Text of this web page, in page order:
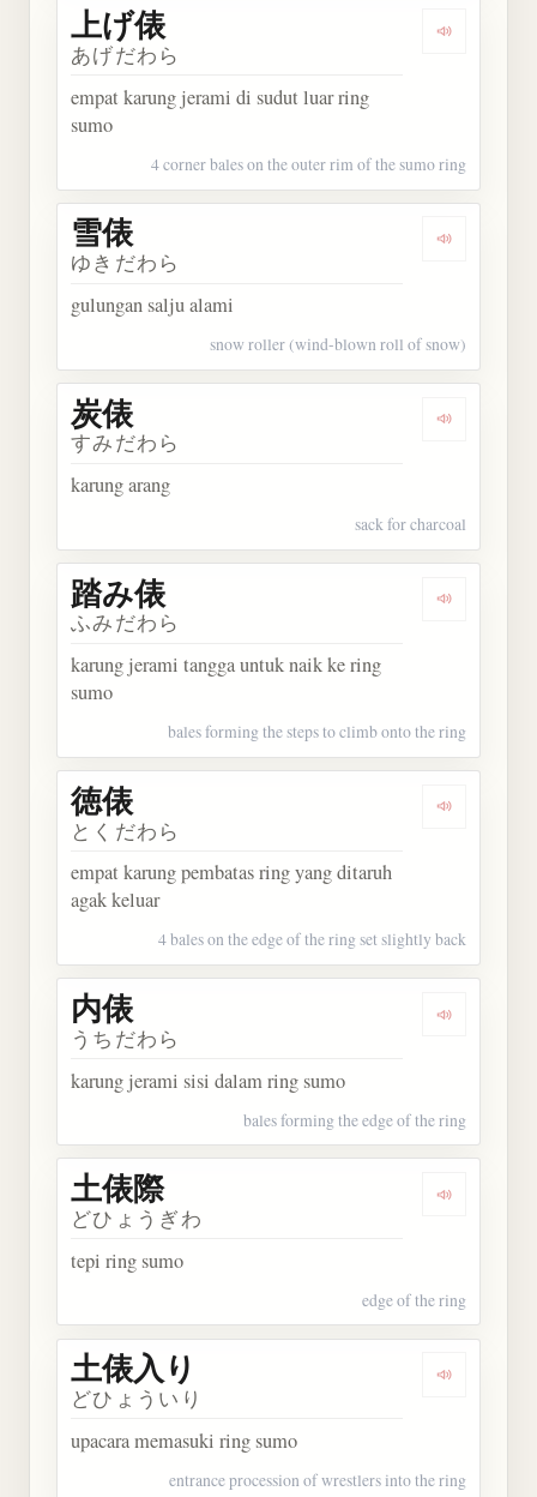
Dengarkan
上げ俵
あげだわら
empat karung jerami di sudut luar ring
sumo
4 corner bales on the outer rim of the sumo ring
Dengarkan
雪俵
ゆきだわら
gulungan salju alami
snow roller (wind-blown roll of snow)
Dengarkan
炭俵
すみだわら
karung arang
sack for charcoal
Dengarkan
踏み俵
ふみだわら
karung jerami tangga untuk naik ke ring
sumo
bales forming the steps to climb onto the ring
Dengarkan
徳俵
とくだわら
empat karung pembatas ring yang ditaruh
agak keluar
4 bales on the edge of the ring set slightly back
Dengarkan
内俵
うちだわら
karung jerami sisi dalam ring sumo
bales forming the edge of the ring
Dengarkan
土俵際
どひょうぎわ
tepi ring sumo
edge of the ring
Dengarkan
土俵入り
どひょういり
upacara memasuki ring sumo
entrance procession of wrestlers into the ring